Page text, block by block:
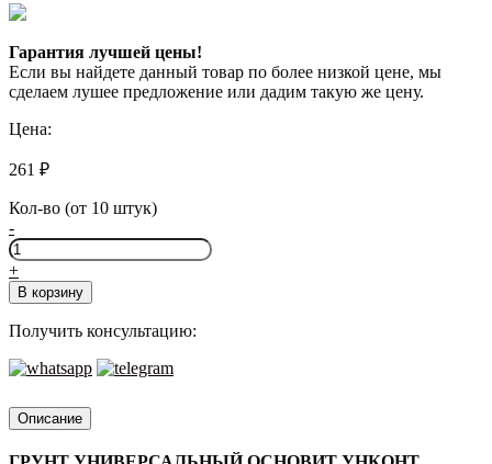
Гарантия лучшей цены!
Если вы найдете данный товар по более низкой цене, мы
сделаем лушее предложение или дадим такую же цену.
Цена:
261 ₽
Кол-во (от 10 штук)
-
Количество
товара
ОСНОВИТ
УНКОНТ
СТАНДАРТ
LP51
+
В корзину
Получить консультацию:
Описание